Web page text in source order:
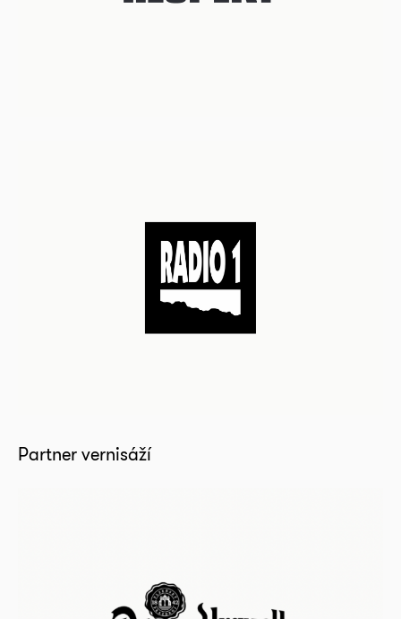
Partner vernisáží